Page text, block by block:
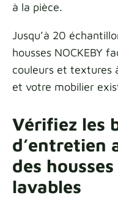
à la pièce.
Jusqu’à 20
housses NOCKEBY
couleurs et textures
et votre mobilier
Vérifiez les
d’entretien
des housses
lavables